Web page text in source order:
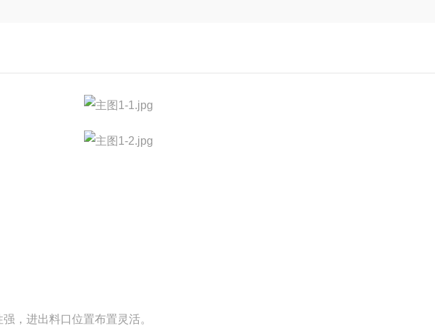
，进出料口位置布置灵活。